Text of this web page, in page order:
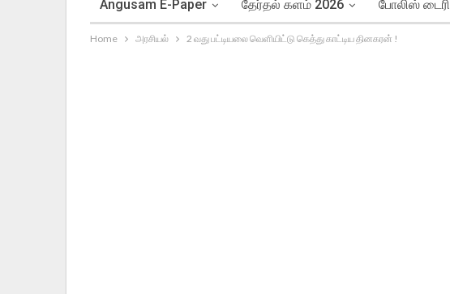
Angusam E-Paper தேர்தல் களம் 2026 போலிஸ் டைரி
Home அரசியல் 2 வது பட்டியலை வெளியிட்டு கெத்து காட்டிய தினகரன் !